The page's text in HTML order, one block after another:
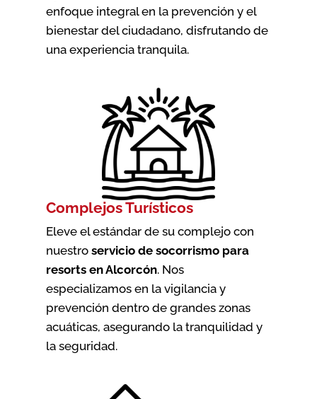
enfoque integral en la prevención y el
bienestar del ciudadano, disfrutando de
una experiencia tranquila.
Complejos Turísticos
Eleve el estándar de su complejo con
nuestro servicio de socorrismo para
resorts en Alcorcón. Nos
especializamos en la vigilancia y
prevención dentro de grandes zonas
acuáticas, asegurando la tranquilidad y
la seguridad.